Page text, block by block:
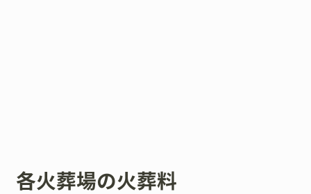
各火葬場の火葬料